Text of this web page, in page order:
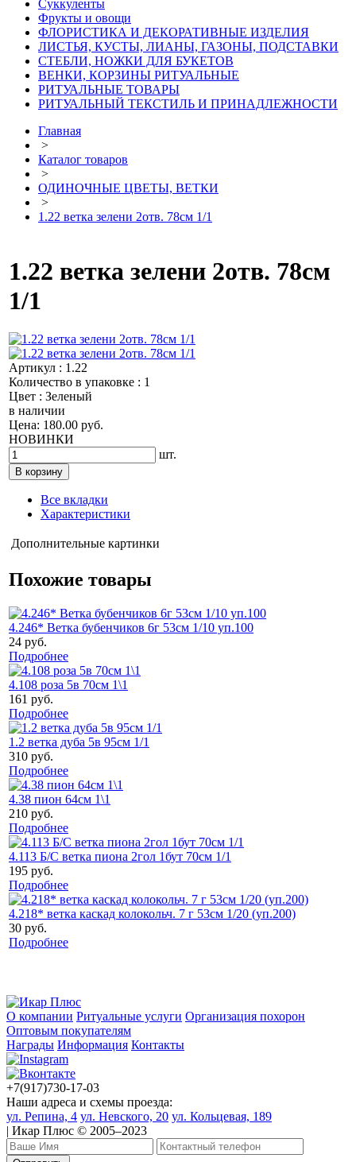
Суккуленты
Фрукты и овощи
ФЛОРИСТИКА И ДЕКОРАТИВНЫЕ ИЗДЕЛИЯ
ЛИСТЬЯ, КУСТЫ, ЛИАНЫ, ГАЗОНЫ, ПОДСТАВКИ
СТЕБЛИ, НОЖКИ ДЛЯ БУКЕТОВ
ВЕНКИ, КОРЗИНЫ РИТУАЛЬНЫЕ
РИТУАЛЬНЫЕ ТОВАРЫ
РИТУАЛЬНЫЙ ТЕКСТИЛЬ И ПРИНАДЛЕЖНОСТИ
Главная
>
Каталог товаров
>
ОДИНОЧНЫЕ ЦВЕТЫ, ВЕТКИ
>
1.22 ветка зелени 2отв. 78см 1/1
1.22 ветка зелени 2отв. 78см
1/1
Артикул : 1.22
Количество в упаковке : 1
Цвет : Зеленый
в наличии
Цена: 180.00 руб.
НОВИНКИ
шт.
Все вкладки
Характеристики
Дополнительные картинки
Похожие товары
4.246* Ветка бубенчиков 6г 53см 1/10 уп.100
24 руб.
Подробнее
4.108 роза 5в 70см 1\1
161 руб.
Подробнее
1.2 ветка дуба 5в 95см 1/1
310 руб.
Подробнее
4.38 пион 64см 1\1
210 руб.
Подробнее
4.113 Б/С ветка пиона 2гол 1бут 70см 1/1
195 руб.
Подробнее
4.218* ветка каскад колокольч. 7 г 53см 1/20 (уп.200)
30 руб.
Подробнее
О компании Ритуальные услуги Организация похорон
Оптовым покупателям
Награды Информация Контакты
+7(917)730-17-03
Наши адреса и схемы проезда:
ул. Репина, 4 ул. Невского, 20 ул. Кольцевая, 189
| Икар Плюс © 2005–2023